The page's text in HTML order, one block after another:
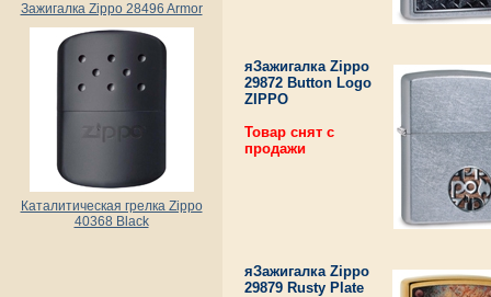
Зажигалка Zippo 28496 Armor
Каталитическая грелка Zippo
40368 Black
яЗажигалка Zippo
29872 Button Logo
ZIPPO
Товар снят с
продажи
яЗажигалка Zippo
29879 Rusty Plate